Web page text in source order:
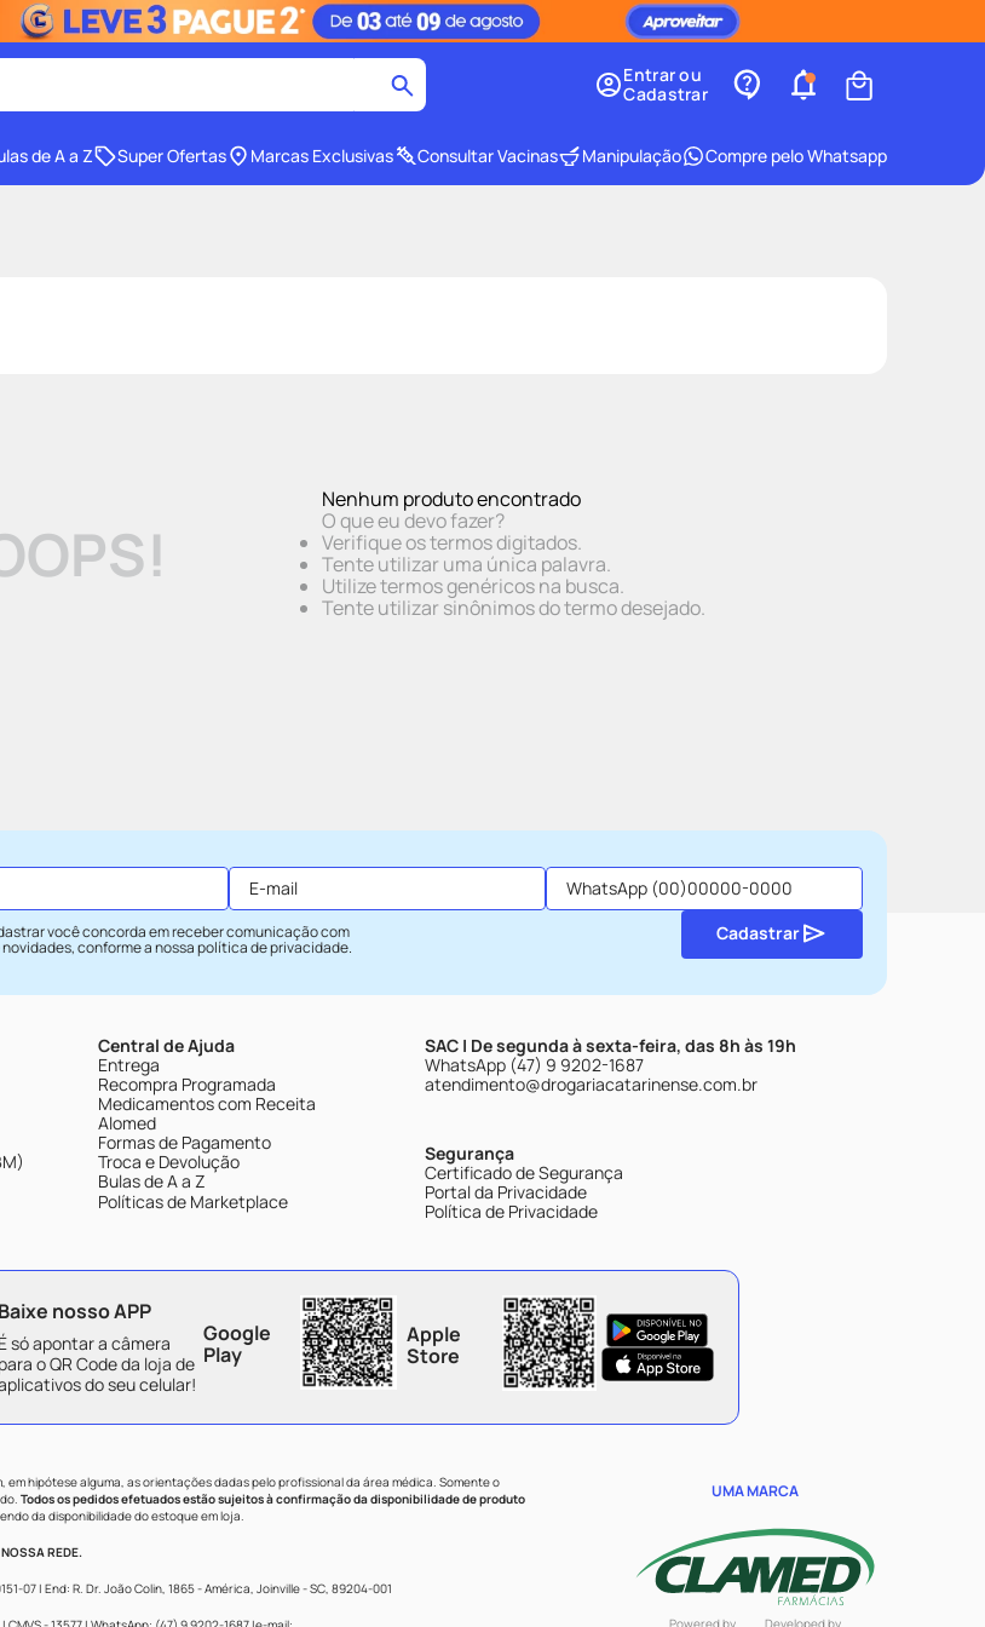
Entrar ou
Cadastrar
de A a Z Super Ofertas Marcas Exclusivas Consultar Vacinas Manipulação Compre pelo Whatsapp
Nenhum produto encontrado
O que eu devo fazer?
Verifique os termos digitados.
Tente utilizar uma única palavra.
Utilize termos genéricos na busca.
Tente utilizar sinônimos do termo desejado.
você concorda em receber comunicação com
conforme a nossapolítica de privacidade.
Cadastrar
Central de Ajuda
Entrega
Recompra Programada
Medicamentos com Receita
Alomed
Formas de Pagamento
Troca e Devolução
Bulas de A a Z
Políticas de Marketplace
SAC | De segunda à sexta-feira, das 8h às 19h
WhatsApp (47) 9 9202-1687
atendimento@drogariacatarinense.com.br
Segurança
Certificado de Segurança
Portal da Privacidade
Política de Privacidade
Baixe nosso APP
É só apontar a câmera
para o QR Code da loja de
do seu celular!
Google
Play
Apple
Store
hipótese alguma, as orientações dadas pelo profissional da área médica. Somente o
Todos os pedidos efetuados estão sujeitos à confirmação da disponibilidade de produto
da disponibilidade do estoque em loja.
REDE.
07 | End: R. Dr. João Colin, 1865 - América, Joinville - SC, 89204-001
UMA MARCA
Powered by Developed by